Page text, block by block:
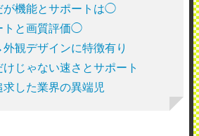
機能とサポートは◯
トと画質評価◯
観デザインに特徴有り
じゃない速さとサポート
した業界の異端児